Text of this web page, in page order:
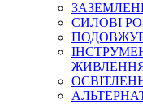
СИЛОВІ